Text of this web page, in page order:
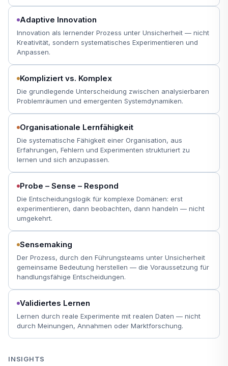
Adaptive Innovation
Innovation als lernender Prozess unter Unsicherheit — nicht
Kreativität, sondern systematisches Experimentieren und
Anpassen.
Kompliziert vs. Komplex
Die grundlegende Unterscheidung zwischen analysierbaren
Problemräumen und emergenten Systemdynamiken.
Organisationale Lernfähigkeit
Die systematische Fähigkeit einer Organisation, aus
Erfahrungen, Fehlern und Experimenten strukturiert zu
lernen und sich anzupassen.
Probe – Sense – Respond
Die Entscheidungslogik für komplexe Domänen: erst
experimentieren, dann beobachten, dann handeln — nicht
umgekehrt.
Sensemaking
Der Prozess, durch den Führungsteams unter Unsicherheit
gemeinsame Bedeutung herstellen — die Voraussetzung für
handlungsfähige Entscheidungen.
Validiertes Lernen
Lernen durch reale Experimente mit realen Daten — nicht
durch Meinungen, Annahmen oder Marktforschung.
INSIGHTS